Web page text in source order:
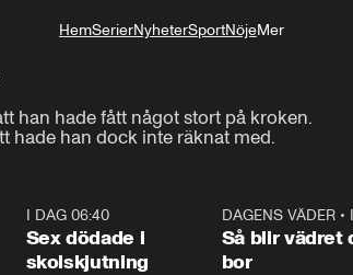
HemSerierNyheterSportNöjeMer
han hade fått något stort på kroken.
hade han dock inte räknat med.
I DAG 06:40
Sex dödade i
skolskjutning
DAGENS VÄDER•
Så blir vädret
bor